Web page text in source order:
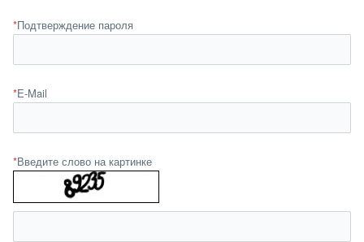
*Подтверждение пароля
*E-Mail
*Введите слово на картинке